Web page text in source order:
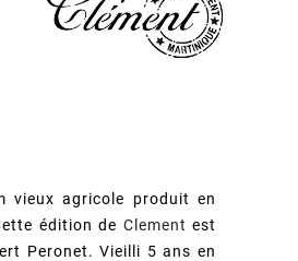
vieux agricole produit en
édition de Clementest
Peronet. Vieilli 5 ans en